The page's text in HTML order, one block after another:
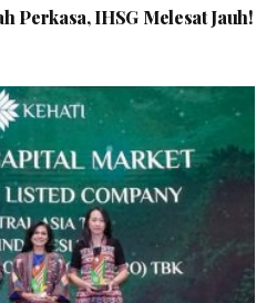
Perkasa, IHSG Melesat Jauh!